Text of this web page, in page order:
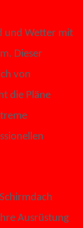
und Wetter mit
Dieser
von
die Pläne
Ausrüstung